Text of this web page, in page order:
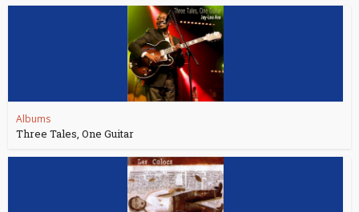
Albums
Three Tales, One Guitar